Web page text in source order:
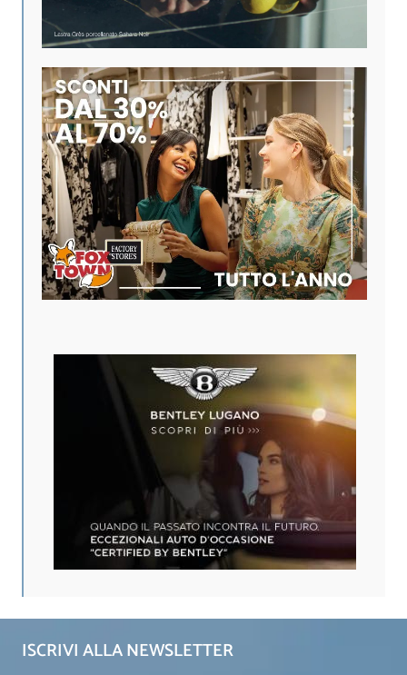
ISCRIVI ALLA NEWSLETTER